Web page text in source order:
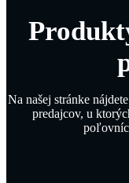
Na našej stránke
predajcov, u